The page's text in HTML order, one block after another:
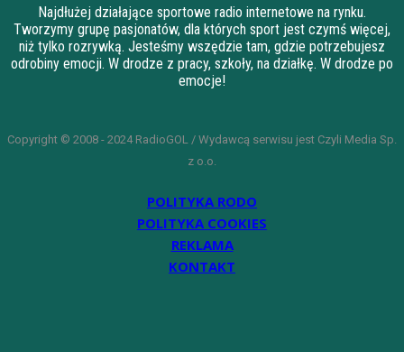
Najdłużej działające sportowe radio internetowe na rynku.
Tworzymy grupę pasjonatów, dla których sport jest czymś więcej,
niż tylko rozrywką. Jesteśmy wszędzie tam, gdzie potrzebujesz
odrobiny emocji. W drodze z pracy, szkoły, na działkę. W drodze po
emocje!
Copyright © 2008 - 2024 RadioGOL / Wydawcą serwisu jest Czyli Media Sp.
z o.o.
POLITYKA RODO
POLITYKA COOKIES
REKLAMA
KONTAKT